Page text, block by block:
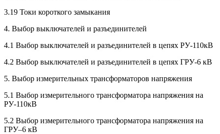
3.19 Токи короткого замыкания
4. Выбор выключателей и разъединителей
4.1 Выбор выключателей и разъединителей в цепях РУ-110кВ
4.2 Выбор выключателей и разъединителей в цепях ГРУ-6 кВ
5. Выбор измерительных трансформаторов напряжения
5.1 Выбор измерительного трансформатора напряжения на
РУ-110кВ
5.2 Выбор измерительного трансформатора напряжения на
ГРУ–6 кВ